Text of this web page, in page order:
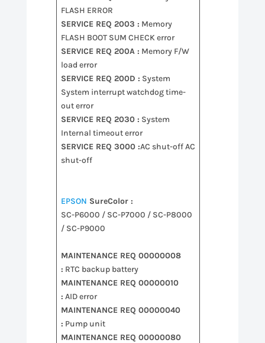
FLASH ERROR
SERVICE REQ 2003 : Memory
FLASH BOOT SUM CHECK error
SERVICE REQ 200A : Memory F/W
load error
SERVICE REQ 200D : System
System interrupt watchdog time-
out error
SERVICE REQ 2030 : System
Internal timeout error
SERVICE REQ 3000 :AC shut-off AC
shut-off
EPSON SureColor :
SC-P6000 / SC-P7000 / SC-P8000
/ SC-P9000
MAINTENANCE REQ 00000008
: RTC backup battery
MAINTENANCE REQ 00000010
: AID error
MAINTENANCE REQ 00000040
: Pump unit
MAINTENANCE REQ 00000080